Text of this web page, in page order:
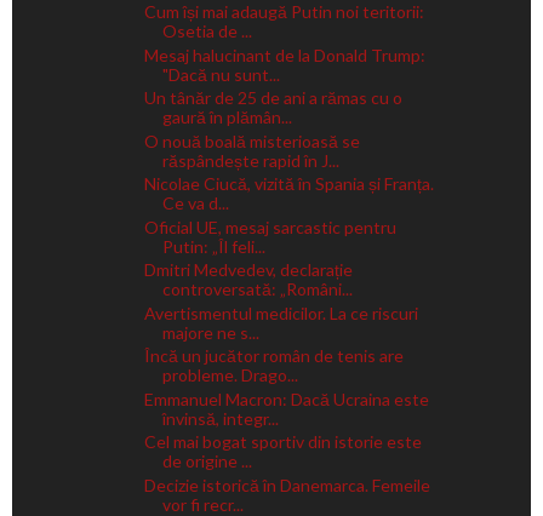
Cum își mai adaugă Putin noi teritorii:
Osetia de ...
Mesaj halucinant de la Donald Trump:
"Dacă nu sunt...
Un tânăr de 25 de ani a rămas cu o
gaură în plămân...
O nouă boală misterioasă se
răspândește rapid în J...
Nicolae Ciucă, vizită în Spania și Franța.
Ce va d...
Oficial UE, mesaj sarcastic pentru
Putin: „Îl feli...
Dmitri Medvedev, declarație
controversată: „Români...
Avertismentul medicilor. La ce riscuri
majore ne s...
Încă un jucător român de tenis are
probleme. Drago...
Emmanuel Macron: Dacă Ucraina este
învinsă, integr...
Cel mai bogat sportiv din istorie este
de origine ...
Decizie istorică în Danemarca. Femeile
vor fi recr...